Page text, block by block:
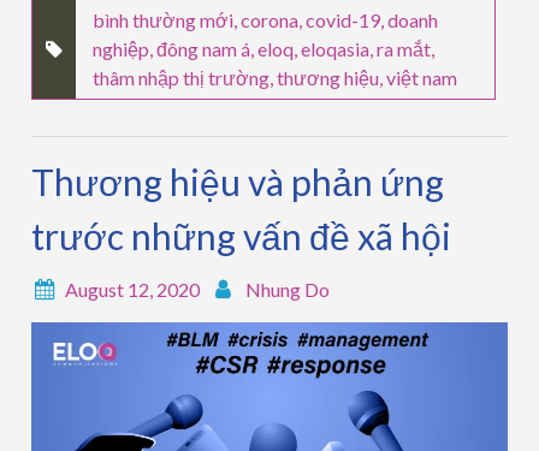
bình thường mới,corona,covid-19,doanh
nghiệp,đông nam á,eloq,eloqasia,ra mắt,
thâm nhập thị trường,thương hiệu,việt nam
Thương hiệu và phản ứng
trước những vấn đề xã hội
August 12, 2020 Nhung Do